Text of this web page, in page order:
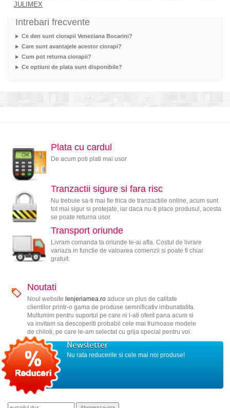
JULIMEX
Intrebari frecvente
Ce den sunt ciorapii Veneziana Bocarini?
Care sunt avantajele acestor ciorapi?
Cum pot returna ciorapii?
Ce optiuni de plata sunt disponibile?
Plata cu cardul
De acum poti plati mai usor
Tranzactii sigure si fara risc
Nu trebuie sa-ti mai fie frica de tranzactiile online, acum sunt
tot mai sigur si protejate, iar daca nu-ti place produsul, acesta
se poate returna usor.
Transport oriunde
Livram comanda ta oriunde te-ai afla. Costul de livrare
variaza in functie de valoarea comenzii si poate fi chiar
gratuit.
Noutati
Noul website lenjeriamea.roaduce un plus de calitate
clientilor printr-o gama de produse semnificativ imbunatatita.
Multumim pentru suportul pe care ni l-ati oferit pana acum si
va invitam sa descoperiti probabil cele mai frumoase modele
de chiloti, pe care le-am selectat cu grija special pentru voi.
Newsletter
Nu rata reducerile si cele mai noi produse!